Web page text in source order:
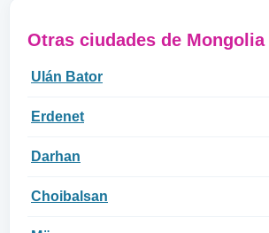
Otras ciudades de Mongolia
Ulán Bator
Erdenet
Darhan
Choibalsan